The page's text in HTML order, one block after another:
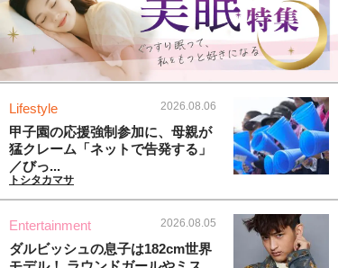
Lifestyle 2026.08.06
甲子園の応援強制参加に、母親が
猛クレーム「ネットで告発する」
／びっ...
トシタカマサ
Entertainment 2026.08.05
ダルビッシュの息子は182cm世界